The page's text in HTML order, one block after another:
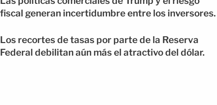
fiscal generan incertidumbre entre los inversores.
Los recortes de tasas por parte de la Reserva
Federal debilitan aún más el atractivo del dólar.